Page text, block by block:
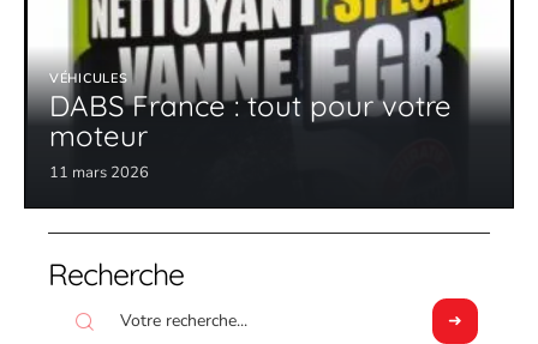
VÉHICULES
DABS France : tout pour votre
moteur
11 mars 2026
Recherche